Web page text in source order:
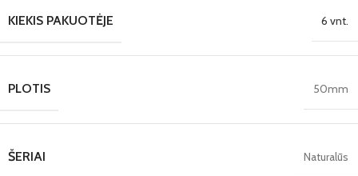
KIEKIS PAKUOTĖJE 6 vnt.
PLOTIS 50mm
ŠERIAI Naturalūs